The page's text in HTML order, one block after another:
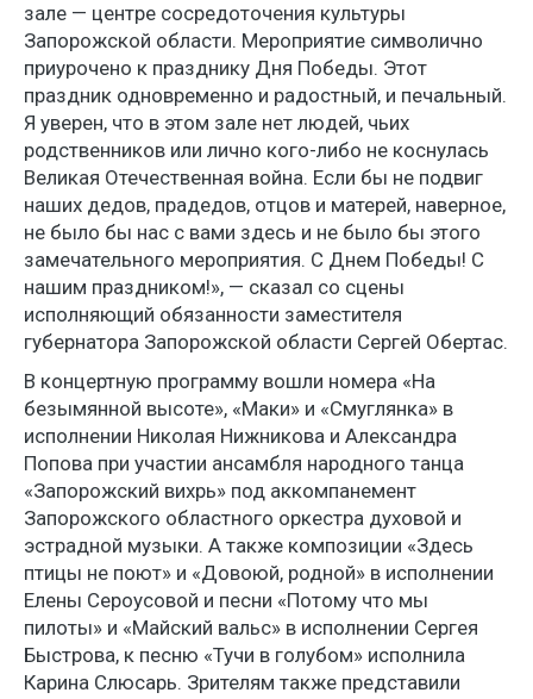
зале — центре сосредоточения культуры
Запорожской области. Мероприятие символично
приурочено к празднику Дня Победы. Этот
праздник одновременно и радостный, и печальный.
Я уверен, что в этом зале нет людей, чьих
родственников или лично кого-либо не коснулась
Великая Отечественная война. Если бы не подвиг
наших дедов, прадедов, отцов и матерей, наверное,
не было бы нас с вами здесь и не было бы этого
замечательного мероприятия. С Днем Победы! С
нашим праздником!», — сказал со сцены
исполняющий обязанности заместителя
губернатора Запорожской области Сергей Обертас.
В концертную программу вошли номера «На
безымянной высоте», «Маки» и «Смуглянка» в
исполнении Николая Нижникова и Александра
Попова при участии ансамбля народного танца
«Запорожский вихрь» под аккомпанемент
Запорожского областного оркестра духовой и
эстрадной музыки. А также композиции «Здесь
птицы не поют» и «Довоюй, родной» в исполнении
Елены Сероусовой и песни «Потому что мы
пилоты» и «Майский вальс» в исполнении Сергея
Быстрова, к песню «Тучи в голубом» исполнила
Карина Слюсарь. Зрителям также представили